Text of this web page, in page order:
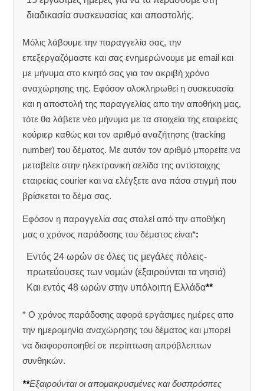
διαδικασία συσκευασίας και αποστολής.
Μόλις λάβουμε την παραγγελία σας, την
επεξεργαζόμαστε και σας ενημερώνουμε με email και
με μήνυμα στο κινητό σας για τον ακριβή χρόνο
αναχώρησης της. Εφόσον ολοκληρωθεί η συσκευασία
και η αποστολή της παραγγελίας απο την αποθήκη μας,
τότε θα λάβετε νέο μήνυμα με τα στοιχεία της εταιρείας
κούριερ καθώς και τον αριθμό αναζήτησης (tracking
number) του δέματος. Με αυτόν τον αριθμό μπορείτε να
μεταβείτε στην ηλεκτρονική σελίδα της αντίστοιχης
εταιρείας courier και να ελέγξετε ανα πάσα στιγμή που
βρίσκεται το δέμα σας.
Εφόσον η παραγγελία σας σταλεί από την αποθήκη
μας ο χρόνος παράδοσης του δέματος είναι*:
Εντός 24 ωρών σε όλες τις μεγάλες πόλεις-
πρωτεύουσες των νομών (εξαιρούνται τα νησιά)
Και εντός 48 ωρών στην υπόλοιπη Ελλάδα**
* Ο χρόνος παράδοσης αφορά εργάσιμες ημέρες απο
την ημερομηνία αναχώρησης του δέματος και μπορεί
να διαφοροποιηθεί σε περίπτωση απρόβλεπτων
συνθηκών.
**Εξαιρούνται οι απομακρυσμένες και δυσπρόσιτες